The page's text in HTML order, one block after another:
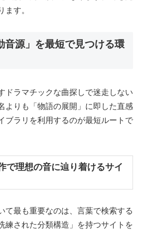
ます。
音源」を最短で見つける環
ドラマチックな曲探しで迷走しない
よりも「物語の展開」に即した直感
ブラリを利用するのが最短ルートで
で理想の音に辿り着けるサイ
て最も重要なのは、言葉で検索する
練された分類構造」を持つサイトを